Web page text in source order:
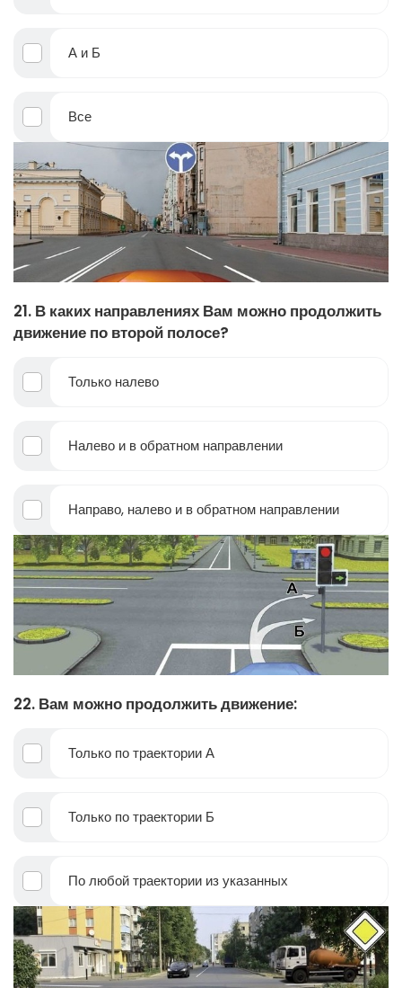
А и Б
Все
21. В каких направлениях Вам можно продолжить
движение по второй полосе?
Только налево
Налево и в обратном направлении
Направо, налево и в обратном направлении
22. Вам можно продолжить движение:
Только по траектории А
Только по траектории Б
По любой траектории из указанных